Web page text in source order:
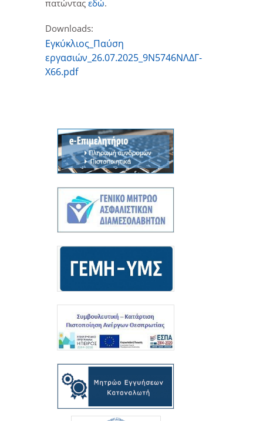
πατώντας εδώ.
Downloads:
Eγκύκλιος_Παύση
εργασιών_26.07.2025_9Ν5746ΝΛΔΓ-
Χ66.pdf